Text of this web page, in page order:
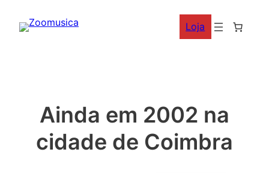
para
Loja
Ainda em 2002 na
cidade de Coimbra